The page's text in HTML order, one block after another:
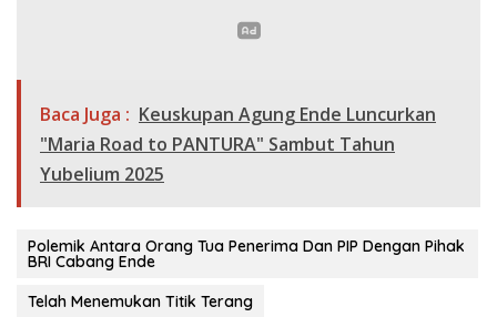
Baca Juga : Keuskupan Agung Ende Luncurkan
"Maria Road to PANTURA" Sambut Tahun
Yubelium 2025
Polemik Antara Orang Tua Penerima Dan PIP Dengan Pihak
BRI Cabang Ende
Telah Menemukan Titik Terang